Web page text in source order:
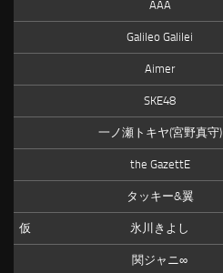
AAA
Galileo Galilei
Aimer
SKE48
一ノ瀬トキヤ(宮野真守)
the GazettE
タッキー&翼
仮 氷川きよし
関ジャニ∞